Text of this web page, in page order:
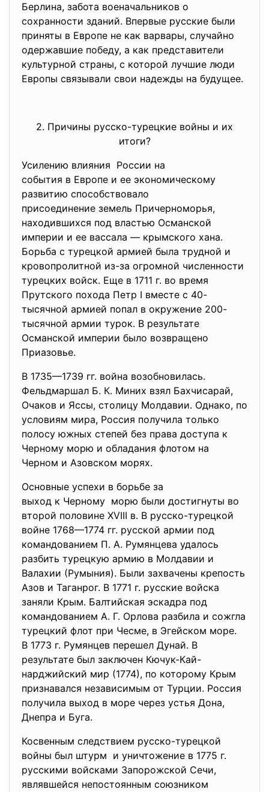
Берлина, забота военачальников о
сохранности зданий. Впервые русские были
приняты в Европе не как варвары, случайно
одержавшие победу, а как представители
культурной страны, с которой лучшие люди
Европы связывали свои надежды на будущее.
2. Причины русско-турецкие войны и их
итоги?
Усилению влияния России на
события в Европе и ее экономическому
развитию способствовало
присоединение земель Причерноморья,
находившихся под властью Османской
империи и ее вассала — крымского хана.
Борьба с турецкой армией была трудной и
кровопролитной из-за огромной численности
турецких войск. Еще в 1711 г. во время
Прутского похода Петр I вместе с 40-
тысячной армией попал в окружение 200-
тысячной армии турок. В результате
Османской империи было возвращено
Приазовье.
В 1735—1739 гг. война возобновилась.
Фельдмаршал Б. К. Миних взял Бахчисарай,
Очаков и Яссы, столицу Молдавии. Однако, по
условиям мира, Россия получила только
полосу южных степей без права доступа к
Черному морю и обладания флотом на
Черном и Азовском морях.
Основные успехи в борьбе за
выход к Черному морю были достигнуты во
второй половине XVIII в. В русско-турецкой
войне 1768—1774 гг. русской армии под
командованием П. А. Румянцева удалось
разбить турецкую армию в Молдавии и
Валахии (Румыния). Были захвачены крепость
Азов и Таганрог. В 1771 г. русские войска
заняли Крым. Балтийская эскадра под
командованием А. Г. Орлова разбила и сожгла
турецкий флот при Чесме, в Эгейском море.
В 1773 г. Румянцев перешел Дунай. В
результате был заключен Кючук-Кай-
нарджийский мир (1774), по которому Крым
признавался независимым от Турции. Россия
получила выход в море через устья Дона,
Днепра и Буга.
Косвенным следствием русско-турецкой
войны был штурм и уничтожение в 1775 г.
русскими войсками Запорожской Сечи,
являвшейся непостоянным союзником